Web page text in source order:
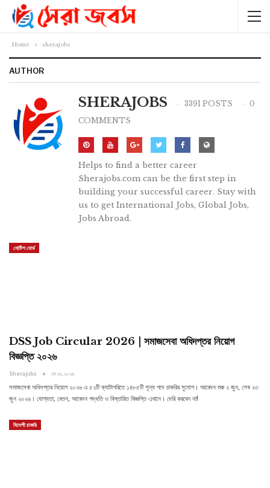
Home sherajobs
AUTHOR
SHERAJOBS 3391 POSTS
0
COMMENTS
Helps to find a better career
Sherajobs.com can be the first step in
building your successful career. Stay with
us to get International Jobs, Global Jobs,
Jobs Abroad.
নোটিশ বোর্ড
DSS Job Circular 2026 | সমাজসেবা অধিদপ্তর নিয়োগ
বিজ্ঞপ্তি ২০২৬
Sherajobs মে ২৯, ২০২৬
সমাজসেবা অধিদপ্তর নিয়োগ ২০২৬ এ ৫২টি ক্যাটাগরিতে ১৪৮৫টি শূন্য পদে চাকরির সুযোগ। আবেদন শুরু ২ জুন, শেষ ২৩
জুন ২০২৬। যোগ্যতা, বেতন, আবেদন পদ্ধতি ও বিস্তারিত বিজ্ঞপ্তি এখানে। দেরি করবেন না!
বিদেশী চাকরি